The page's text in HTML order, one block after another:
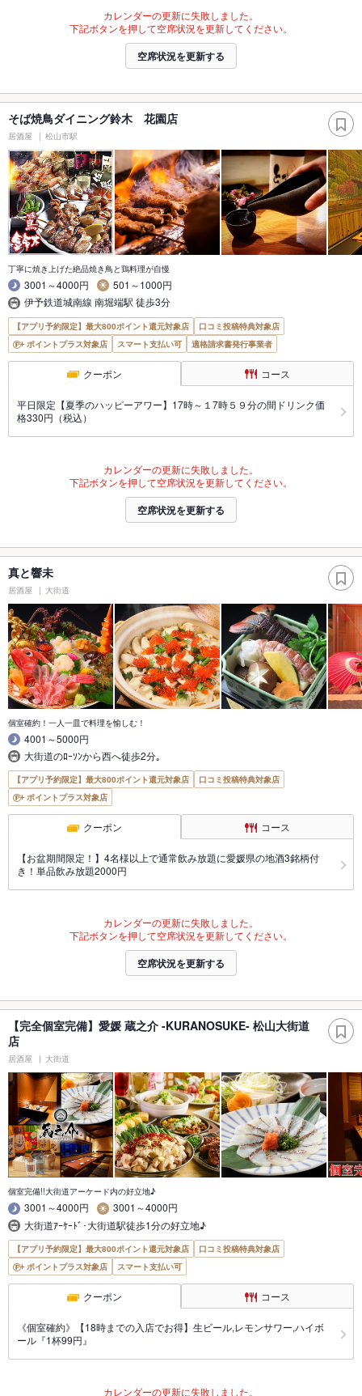
カレンダーの更新に失敗しました。
下記ボタンを押して空席状況を更新してください。
空席状況を更新する
そば焼鳥ダイニング鈴木 花園店
居酒屋 松山市駅
丁寧に焼き上げた絶品焼き鳥と鶏料理が自慢
3001～4000円
501～1000円
伊予鉄道城南線 南堀端駅 徒歩3分
【アプリ予約限定】最大800ポイント還元対象店
口コミ投稿特典対象店
ポイントプラス対象店
スマート支払い可 適格請求書発行事業者
クーポン コース
平日限定【夏季のハッピーアワー】17時～１7時５９分の間ドリンク価
格330円（税込）
カレンダーの更新に失敗しました。
下記ボタンを押して空席状況を更新してください。
空席状況を更新する
真と響未
居酒屋 大街道
個室確約！一人一皿で料理を愉しむ！
4001～5000円
大街道のﾛｰｿﾝから西へ徒歩2分｡
【アプリ予約限定】最大800ポイント還元対象店
口コミ投稿特典対象店
ポイントプラス対象店
クーポン コース
【お盆期間限定！】4名様以上で通常飲み放題に愛媛県の地酒3銘柄付
き！単品飲み放題2000円
カレンダーの更新に失敗しました。
下記ボタンを押して空席状況を更新してください。
空席状況を更新する
【完全個室完備】愛媛 蔵之介 -KURANOSUKE- 松山大街道
店
居酒屋 大街道
個室完備!!大街道アーケード内の好立地♪
3001～4000円
3001～4000円
大街道ｱｰｹｰﾄﾞ･大街道駅徒歩1分の好立地♪
【アプリ予約限定】最大800ポイント還元対象店
口コミ投稿特典対象店
ポイントプラス対象店
スマート支払い可
クーポン コース
《個室確約》【18時までの入店でお得】生ビール,レモンサワー,ハイボ
ール『1杯99円』
カレンダーの更新に失敗しました。